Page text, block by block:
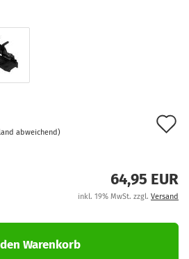
abweichend)
64,95 EUR
inkl. 19% MwSt. zzgl. Versand
Warenkorb